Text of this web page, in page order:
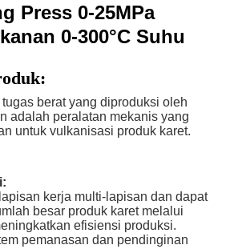
Press 0-25MPa
0-300°C Suhu
berat yang diproduksi oleh
adalah peralatan mekanis yang
untuk vulkanisasi produk karet.
kerja multi-lapisan dan dapat
besar produk karet melalui
efisiensi produksi.
pemanasan dan pendinginan